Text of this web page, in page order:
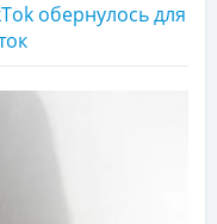
обернулось для